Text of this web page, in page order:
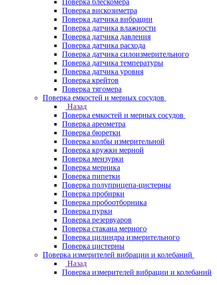
Поверка блескомера
Поверка вискозиметра
Поверка датчика вибрации
Поверка датчика влажности
Поверка датчика давления
Поверка датчика расхода
Поверка датчика силоизмерительного
Поверка датчика температуры
Поверка датчика уровня
Поверка крейтов
Поверка тягомера
Поверка емкостей и мерных сосудов
Назад
Поверка емкостей и мерных сосудов
Поверка ареометра
Поверка бюретки
Поверка колбы измерительной
Поверка кружки мерной
Поверка мензурки
Поверка мерника
Поверка пипетки
Поверка полуприцепа-цистерны
Поверка пробирки
Поверка пробоотборника
Поверка пурки
Поверка резервуаров
Поверка стакана мерного
Поверка цилиндра измерительного
Поверка цистерны
Поверка измерителей вибрации и колебаний
Назад
Поверка измерителей вибрации и колебаний